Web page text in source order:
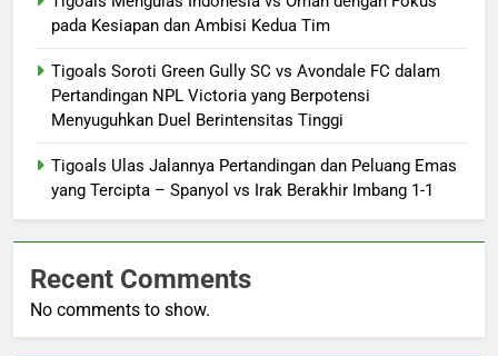
pada Kesiapan dan Ambisi Kedua Tim
Tigoals Soroti Green Gully SC vs Avondale FC dalam
Pertandingan NPL Victoria yang Berpotensi
Menyuguhkan Duel Berintensitas Tinggi
Tigoals Ulas Jalannya Pertandingan dan Peluang Emas
yang Tercipta – Spanyol vs Irak Berakhir Imbang 1-1
Recent Comments
No comments to show.